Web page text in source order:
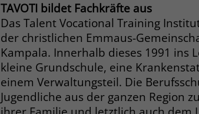
TAVOTI bildet Fachkräfte aus
Das Talent Vocational Training
der christlichen Emmaus-
Kampala. Innerhalb dieses 1991 ins
kleine Grundschule, eine
einem Verwaltungsteil. Die
Jugendliche aus der ganzen Region
Anbieter
Laufzeit
Zweck
Zweck